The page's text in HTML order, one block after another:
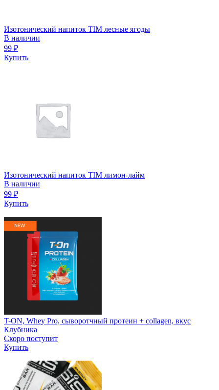
Изотонический напиток TIM лесные ягоды
В наличии
99 ₽
Купить
Изотонический напиток TIM лимон-лайм
В наличии
99 ₽
Купить
T-ON, Whey Pro, сыворотчный протеин + collagen, вкус
Клубника
Скоро поступит
Купить